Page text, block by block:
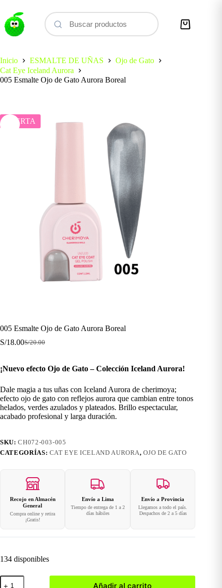
contenido
Carro
Inicio
ESMALTE DE UÑAS
Ojo de Gato
Cat Eye Iceland Aurora
005 Esmalte Ojo de Gato Aurora Boreal
OFERTA
005 Esmalte Ojo de Gato Aurora Boreal
S/20.00
El
original
era:
S/18.00El
actual
es:
¡Nuevo efecto Ojo de Gato – Colección Iceland Aurora!
Dale magia a tus uñas con Iceland Aurora de cherimoya;
efecto ojo de gato con reflejos aurora que cambian entre tonos
helados, verdes azulados y plateados. Brillo espectacular,
acabado profesional y larga duración.
SKU:CH072-003-005
CATEGORÍAS: CAT EYE ICELAND AURORA,OJO DE GATO
Recojo en Almacén
General
Compra online y retira
¡Gratis!
Envío a Lima
Tiempo de entrega de 1 a 2
días hábiles
Envío a Provincia
Llegamos a todo el país.
Despachos de 2 a 5 días
134 disponibles
005
Añadir al carrito